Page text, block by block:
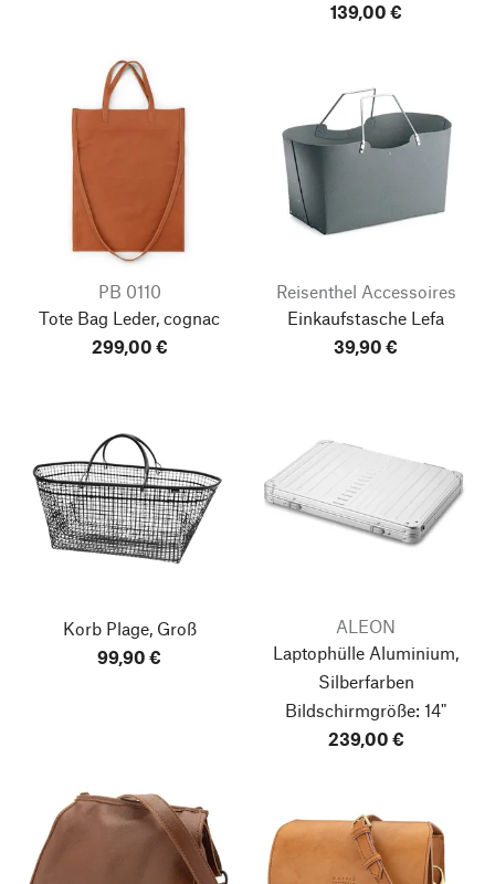
139,00 €
PB 0110
Tote Bag Leder, cognac
299,00 €
Reisenthel Accessoires
Einkaufstasche Lefa
39,90 €
Korb Plage, Groß
99,90 €
ALEON
Laptophülle Aluminium,
Silberfarben
Bildschirmgröße: 14"
239,00 €